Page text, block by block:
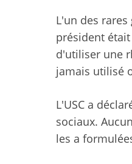
L'un des
président était
d'utiliser une
jamais utilisé
L'USC a
sociaux.
les a